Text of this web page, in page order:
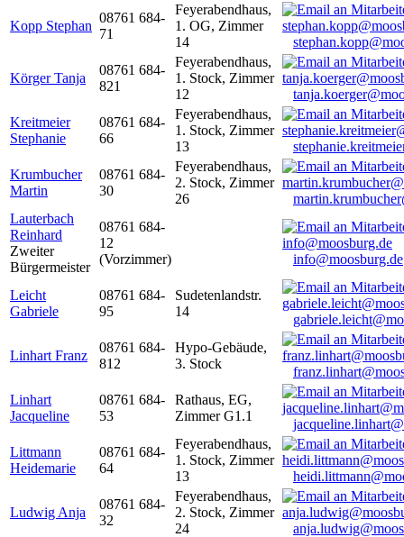
Kopp Stephan
08761 684-
71
Feyerabendhaus,
1. OG, Zimmer
14
Körger Tanja
08761 684-
821
Feyerabendhaus,
1. Stock, Zimmer
12
Kreitmeier
Stephanie
08761 684-
66
Feyerabendhaus,
1. Stock, Zimmer
13
Krumbucher
Martin
08761 684-
30
Feyerabendhaus,
2. Stock, Zimmer
26
Lauterbach
Reinhard
Zweiter
Bürgermeister
08761 684-
12
(Vorzimmer)
info@moosburg.de
Leicht
Gabriele
08761 684-
95
Sudetenlandstr.
14
Linhart Franz
08761 684-
812
Hypo-Gebäude,
3. Stock
Linhart
Jacqueline
08761 684-
53
Rathaus, EG,
Zimmer G1.1
Littmann
Heidemarie
08761 684-
64
Feyerabendhaus,
1. Stock, Zimmer
13
Ludwig Anja
08761 684-
32
Feyerabendhaus,
2. Stock, Zimmer
24